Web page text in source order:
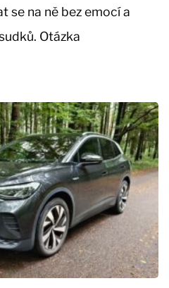
se na ně bez emocí a
Otázka